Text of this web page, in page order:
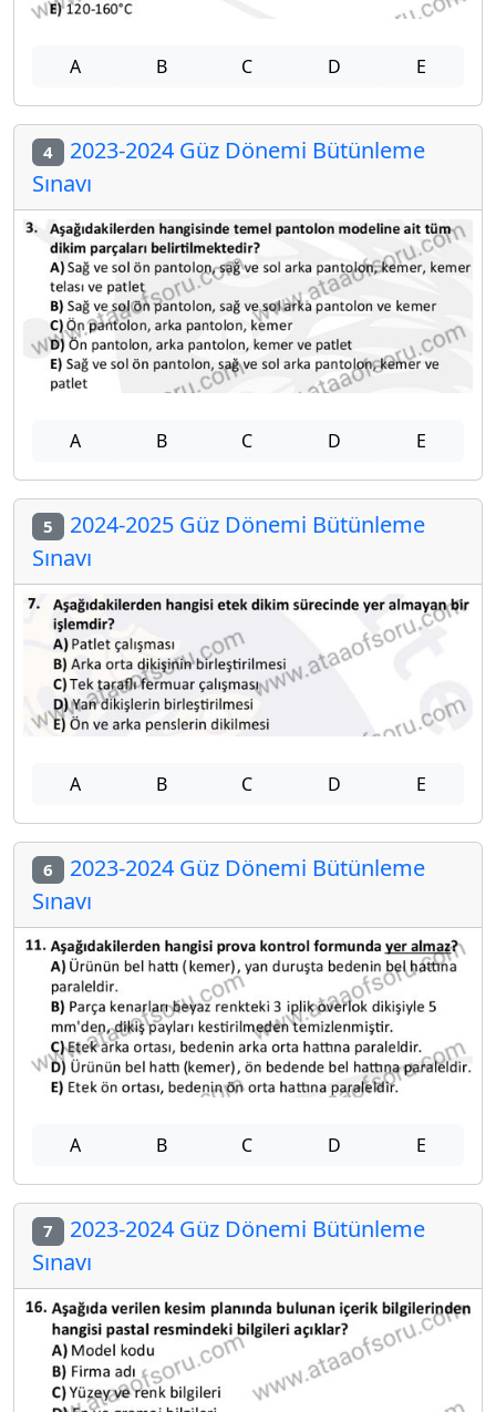
A B C D E
4 2023-2024 Güz Dönemi Bütünleme
Sınavı
A B C D E
5 2024-2025 Güz Dönemi Bütünleme
Sınavı
A B C D E
6 2023-2024 Güz Dönemi Bütünleme
Sınavı
A B C D E
7 2023-2024 Güz Dönemi Bütünleme
Sınavı